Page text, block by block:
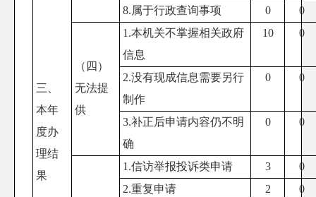
三、
本年
度办
理结
果
8.属于行政查询事项
0 0
（四）
无法提
供
1.本机关不掌握相关政府
信息
10 0
2.没有现成信息需要另行
制作
0 0
3.补正后申请内容仍不明
确
0 0
1.信访举报投诉类申请 3
0
2.重复申请
2
0